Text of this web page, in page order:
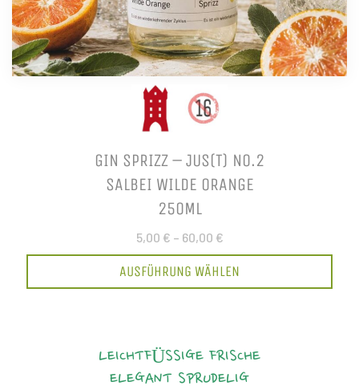
GIN SPRIZZ – JUS(T) NO.2
SALBEI WILDE ORANGE
250ML
5,00 € – 60,00 €
AUSFÜHRUNG WÄHLEN
LEICHTFÜSSIGE FRISCHE
ELEGANT SPRUDELIG